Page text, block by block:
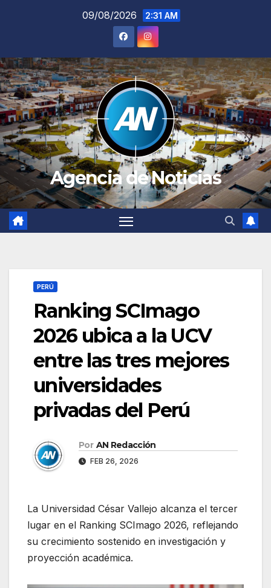
09/08/2026 2:31 AM
Agencia de Noticias
PERÚ
Ranking SCImago
2026 ubica a la UCV
entre las tres mejores
universidades
privadas del Perú
Por AN Redacción
FEB 26, 2026
La Universidad César Vallejo alcanza el tercer
lugar en el Ranking SCImago 2026, reflejando
su crecimiento sostenido en investigación y
proyección académica.